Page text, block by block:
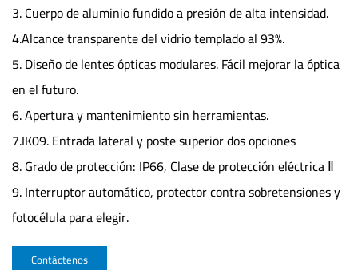
3. Cuerpo de aluminio fundido a presión de alta intensidad.
4.Alcance transparente del vidrio templado al 93%.
5. Diseño de lentes ópticas modulares. Fácil mejorar la óptica
en el futuro.
6. Apertura y mantenimiento sin herramientas.
7.IK09. Entrada lateral y poste superior dos opciones
8. Grado de protección: IP66, Clase de protección eléctrica Ⅱ
9. Interruptor automático, protector contra sobretensiones y
fotocélula para elegir.
Contáctenos